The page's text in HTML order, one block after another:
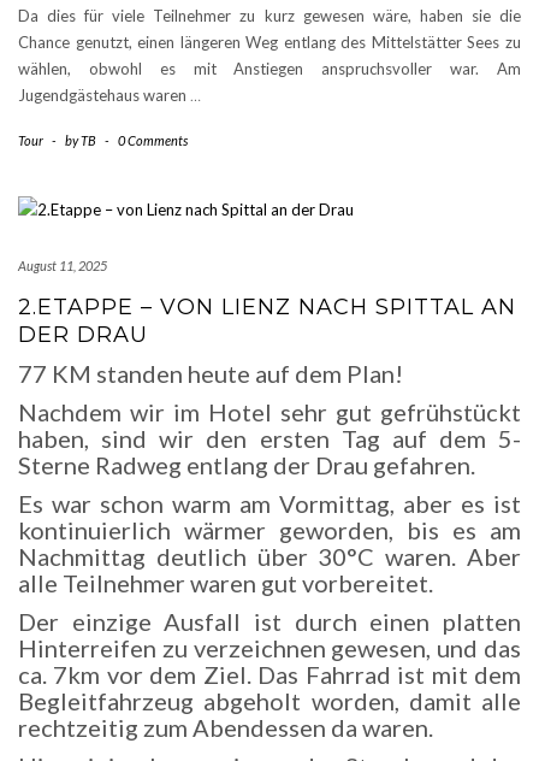
Da dies für viele Teilnehmer zu kurz gewesen wäre, haben sie die
Chance genutzt, einen längeren Weg entlang des Mittelstätter Sees zu
wählen, obwohl es mit Anstiegen anspruchsvoller war. Am
Jugendgästehaus waren …
Tour - byTB - 0 Comments
August 11, 2025
2.ETAPPE – VON LIENZ NACH SPITTAL AN
DER DRAU
77 KM standen heute auf dem Plan!
Nachdem wir im Hotel sehr gut gefrühstückt
haben, sind wir den ersten Tag auf dem 5-
Sterne Radweg entlang der Drau gefahren.
Es war schon warm am Vormittag, aber es ist
kontinuierlich wärmer geworden, bis es am
Nachmittag deutlich über 30°C waren. Aber
alle Teilnehmer waren gut vorbereitet.
Der einzige Ausfall ist durch einen platten
Hinterreifen zu verzeichnen gewesen, und das
ca. 7km vor dem Ziel. Das Fahrrad ist mit dem
Begleitfahrzeug abgeholt worden, damit alle
rechtzeitig zum Abendessen da waren.